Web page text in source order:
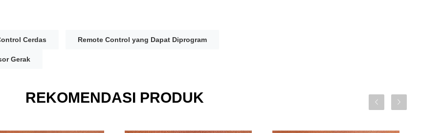
Cerdas Remote Control yang Dapat Diprogram
Gerak
REKOMENDASI PRODUK